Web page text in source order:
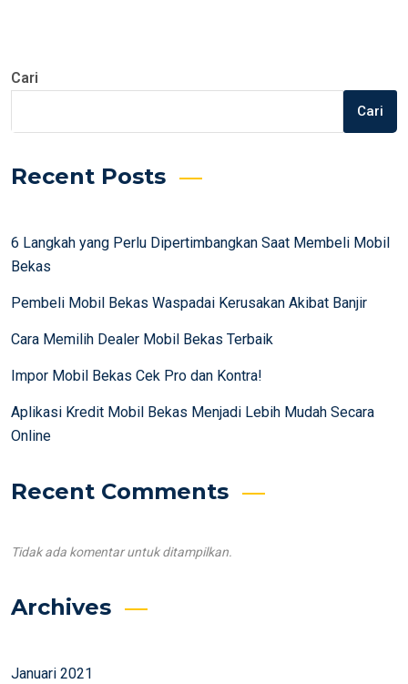
Cari
Cari
Recent Posts
6 Langkah yang Perlu Dipertimbangkan Saat Membeli Mobil
Bekas
Pembeli Mobil Bekas Waspadai Kerusakan Akibat Banjir
Cara Memilih Dealer Mobil Bekas Terbaik
Impor Mobil Bekas Cek Pro dan Kontra!
Aplikasi Kredit Mobil Bekas Menjadi Lebih Mudah Secara
Online
Recent Comments
Tidak ada komentar untuk ditampilkan.
Archives
Januari 2021